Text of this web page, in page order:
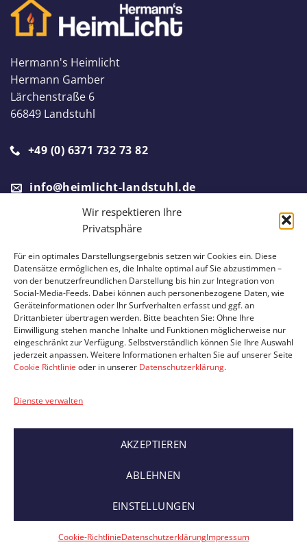
Wir respektieren Ihre
Privatsphäre
Für ein optimales Darstellungsergebnis setzen wir Cookies ein. Diese
Datensätze ermöglichen es, die Inhalte optimal auf Sie abzustimmen –
von der benutzerfreundlichen Darstellung bis hin zur Integration von
Social-Media-Feeds. Dabei können auch personenbezogene Daten, wie
Geräteinformationen oder Ihr Surfverhalten erfasst und ggf. an
Drittanbieter übertragen werden. Bitte beachten Sie: Ohne Ihre
Einwilligung stehen manche Inhalte und Funktionen möglicherweise nur
eingeschränkt zur Verfügung. Selbstverständlich können Sie Ihre Auswahl
jederzeit anpassen. Weitere Informationen erhalten Sie auf unserer Seite
Cookie Richtlinie oder in unserer Datenschutzerklärung.
Dienste verwalten
AKZEPTIEREN
ABLEHNEN
EINSTELLUNGEN
Cookie-RichtlinieDatenschutzerklärungImpressum
Hermann's Heimlicht
Hermann Gamber
Lärchenstraße 6
66849 Landstuhl
+49 (0) 6371 732 73 82
info@heimlicht-landstuhl.de
Website bySipe Design Werbeagentur
Gemäß §19 Abs. 1 UStG ist keine Umsatzsteuer enthalten und
ausgewiesen.